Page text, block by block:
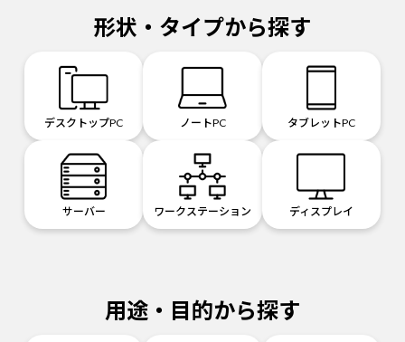
形状・タイプから探す
デスクトップPC ノートPC タブレットPC
サーバー ワークステーション ディスプレイ
用途・目的から探す